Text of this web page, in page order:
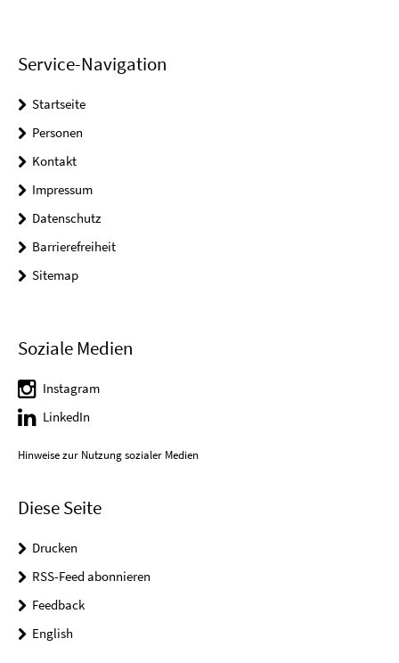
Service-Navigation
Startseite
Personen
Kontakt
Impressum
Datenschutz
Barrierefreiheit
Sitemap
Soziale Medien
Instagram
LinkedIn
Hinweise zur Nutzung sozialer Medien
Diese Seite
Drucken
RSS-Feed abonnieren
Feedback
English